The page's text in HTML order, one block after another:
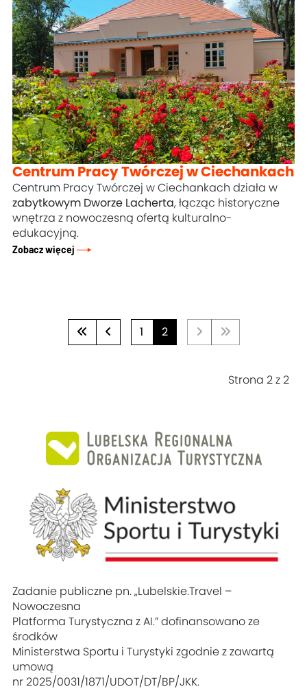
Centrum Pracy Twórczej w Ciechankach
Centrum Pracy Twórczej w Ciechankach działa w
zabytkowym Dworze Lacherta, łącząc historyczne
wnętrza z nowoczesną ofertą kulturalno-
edukacyjną.
Zobacz więcej
1 2
Strona 2 z 2
Zadanie publiczne pn. „Lubelskie.Travel –
Nowoczesna
Platforma Turystyczna z AI.” dofinansowano ze
środków
Ministerstwa Sportu i Turystyki zgodnie z zawartą
umową
nr 2025/0031/1871/UDOT/DT/BP/JKK.